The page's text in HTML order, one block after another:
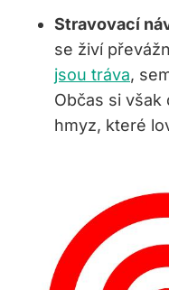
Stravovací
se živí
jsou tráva,
Občas si
hmyz, které